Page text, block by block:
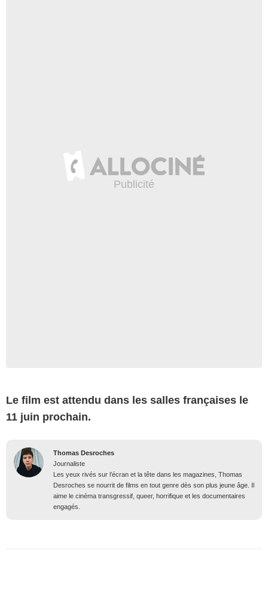
Le film est attendu dans les salles françaises le
11 juin prochain.
Thomas Desroches
Journaliste
Les yeux rivés sur l’écran et la tête dans les magazines, Thomas
Desroches se nourrit de films en tout genre dès son plus jeune âge. Il
aime le cinéma transgressif, queer, horrifique et les documentaires
engagés.